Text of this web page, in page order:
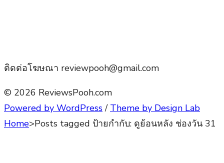
ติดต่อโฆษณา reviewpooh@gmail.com
© 2026 ReviewsPooh.com
Powered by WordPress / Theme by Design Lab
Home>Posts tagged ป้ายกำกับ: ดูย้อนหลัง ช่องวัน 31